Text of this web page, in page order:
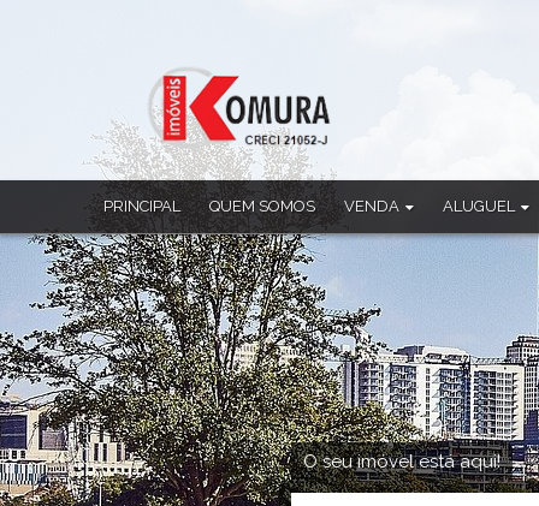
PRINCIPAL QUEM SOMOS VENDA
Casa Comercial
Casa em Condomínio
Chácara
Cobertura Duplex
Imóvel Comercial
Prédio
Sala Comercial
ALUGUEL
Casa
Casa em
Ponto
Sala
Salão
Sobrado
O seu imóvel está aqui!